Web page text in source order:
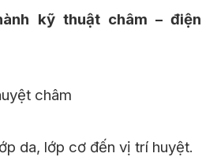
kỹ thuật châm – điện
châm
da, lớp cơ đến vị trí huyệt.